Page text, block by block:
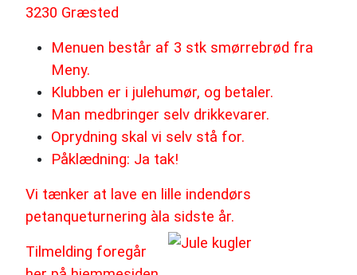
3230 Græsted
Menuen består af 3 stk smørrebrød fra
Meny.
Klubben er i julehumør, og betaler.
Man medbringer selv drikkevarer.
Oprydning skal vi selv stå for.
Påklædning: Ja tak!
Vi tænker at lave en lille indendørs
petanqueturnering àla sidste år.
Tilmelding foregår